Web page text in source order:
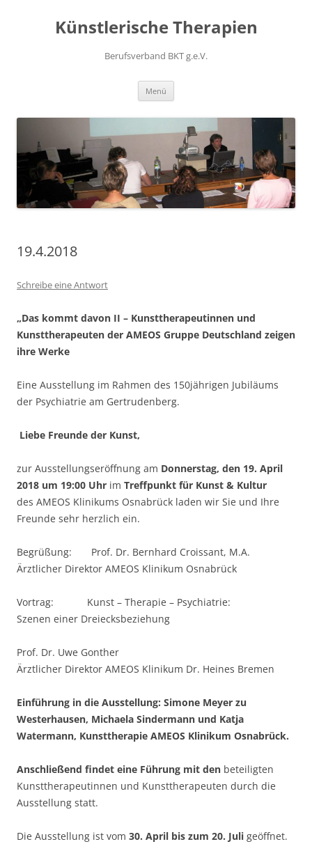
springenKünstlerische Therapien
Berufsverband BKT g.e.V.
Menü
19.4.2018
Schreibe eine Antwort
„Das kommt davon II – Kunsttherapeutinnen und
Kunsttherapeuten der AMEOS Gruppe Deutschland zeigen
ihre Werke
Eine Ausstellung im Rahmen des 150jährigen Jubiläums
der Psychiatrie am Gertrudenberg.
Liebe Freunde der Kunst,
zur Ausstellungseröffnung am Donnerstag, den 19. April
2018 um 19:00 Uhr im Treffpunkt für Kunst & Kultur
des AMEOS Klinikums Osnabrück laden wir Sie und Ihre
Freunde sehr herzlich ein.
Begrüßung: Prof. Dr. Bernhard Croissant, M.A.
Ärztlicher Direktor AMEOS Klinikum Osnabrück
Vortrag: Kunst – Therapie – Psychiatrie:
Szenen einer Dreiecksbeziehung
Prof. Dr. Uwe Gonther
Ärztlicher Direktor AMEOS Klinikum Dr. Heines Bremen
Einführung in die Ausstellung: Simone Meyer zu
Westerhausen, Michaela Sindermann und Katja
Watermann, Kunsttherapie AMEOS Klinikum Osnabrück.
Anschließend findet eine Führung mit den beteiligten
Kunsttherapeutinnen und Kunsttherapeuten durch die
Ausstellung statt.
Die Ausstellung ist vom 30. April bis zum 20. Juli geöffnet.